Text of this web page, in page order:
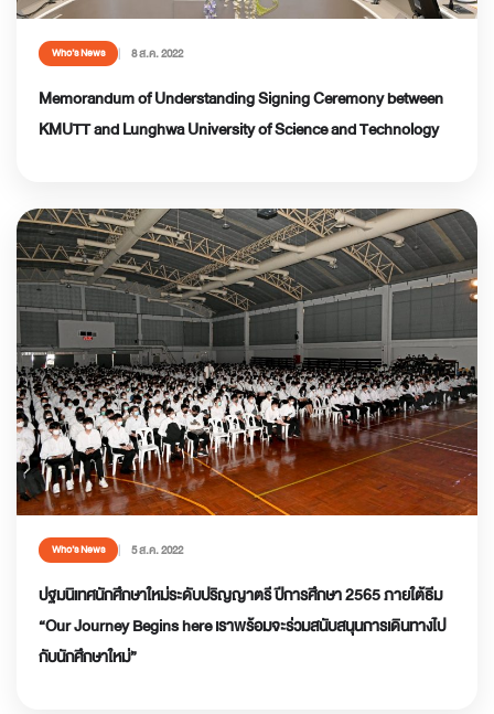
Who’s News 8 ส.ค. 2022
Memorandum of Understanding Signing Ceremony between
KMUTT and Lunghwa University of Science and Technology
Who’s News 5 ส.ค. 2022
ปฐมนิเทศนักศึกษาใหม่ระดับปริญญาตรี ปีการศึกษา 2565 ภายใต้ธีม
“Our Journey Begins here เราพร้อมจะร่วมสนับสนุนการเดินทางไป
กับนักศึกษาใหม่”